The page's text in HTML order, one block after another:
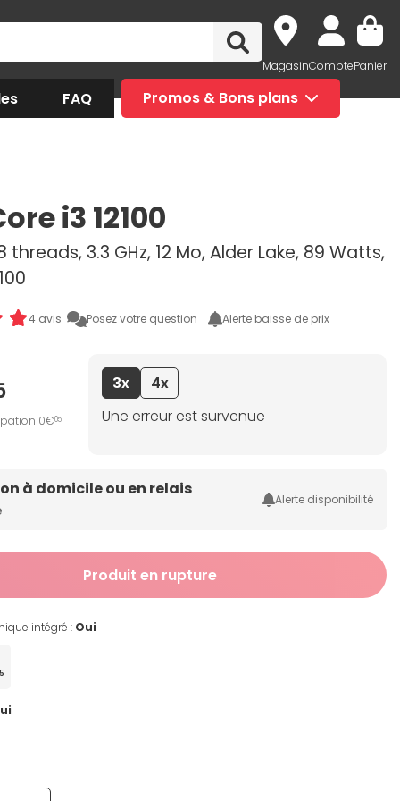
MagasinComptePanier
FAQ Promos & Bons plans
i3 12100
threads, 3.3 GHz, 12 Mo, Alder Lake, 89 Watts,
4 avis Posez votre question Alerte baisse de prix
0€05
3x
4x
Une erreur est survenue
à domicile ou en relais
Alerte disponibilité
Produit en rupture
intégré : Oui